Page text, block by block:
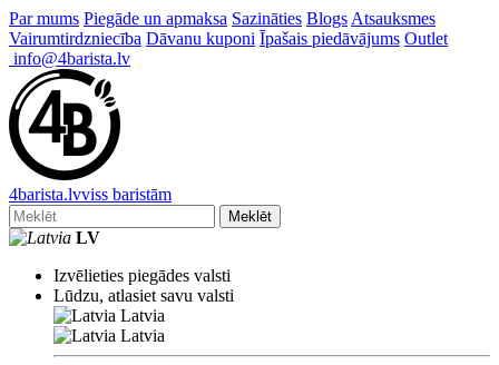
Par mums Piegāde un apmaksa Sazināties Blogs Atsauksmes
Vairumtirdzniecība Dāvanu kuponi Īpašais piedāvājums Outlet
info@4barista.lv
4barista.lvviss baristām
Meklēt
LV
Izvēlieties piegādes valsti
Lūdzu, atlasiet savu valsti
Latvia
Latvia